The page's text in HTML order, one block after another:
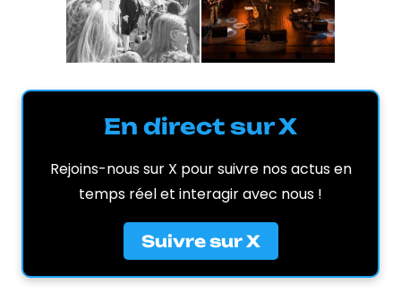
En direct sur X
Rejoins-nous sur X pour suivre nos actus en
temps réel et interagir avec nous !
Suivre sur X